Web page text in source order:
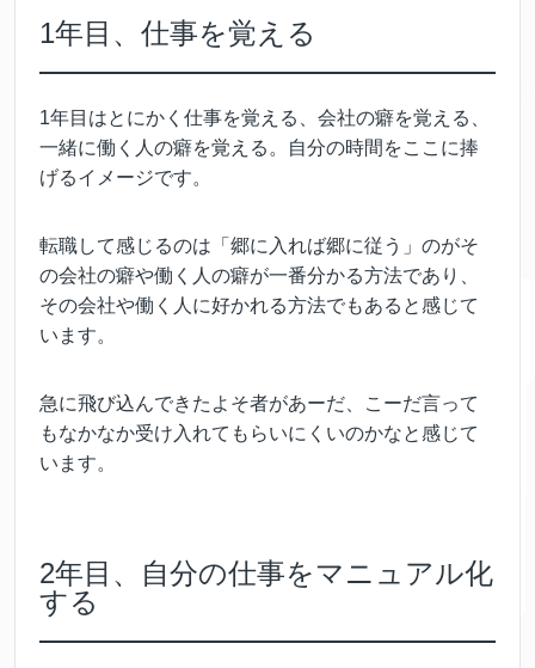
1年目、仕事を覚える
1年目はとにかく仕事を覚える、会社の癖を覚える、
一緒に働く人の癖を覚える。自分の時間をここに捧
げるイメージです。
転職して感じるのは「郷に入れば郷に従う」のがそ
の会社の癖や働く人の癖が一番分かる方法であり、
その会社や働く人に好かれる方法でもあると感じて
います。
急に飛び込んできたよそ者があーだ、こーだ言って
もなかなか受け入れてもらいにくいのかなと感じて
います。
2年目、自分の仕事をマニュアル化
する